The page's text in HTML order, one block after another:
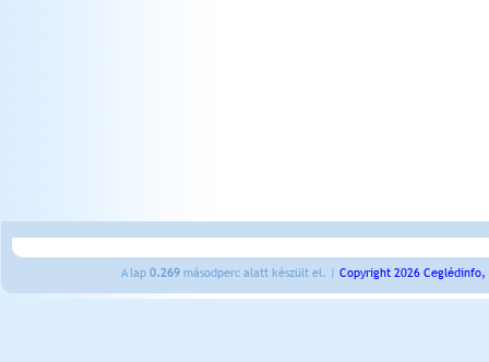
A lap 0.269 másodperc alatt készült el. | Copyright 2026